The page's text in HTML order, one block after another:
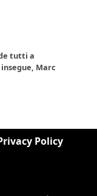
tutti a
Marc
Policy